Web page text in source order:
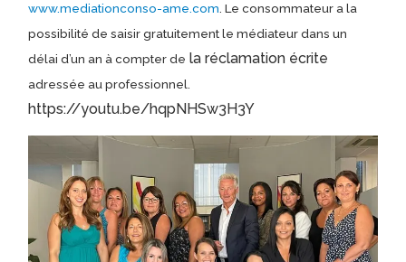
www.mediationconso-ame.com. Le consommateur a la
possibilité de saisir gratuitement le médiateur dans un
délai d’un an à compter de la réclamation écrite
adressée au professionnel.
https://youtu.be/hqpNHSw3H3Y